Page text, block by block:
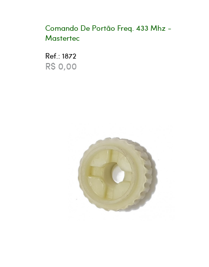
Comando De Portão Freq. 433 Mhz -
Mastertec
Ref.: 1872
R$ 0,00